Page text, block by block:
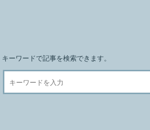
ョ
ン
キーワードで記事を検索できます。